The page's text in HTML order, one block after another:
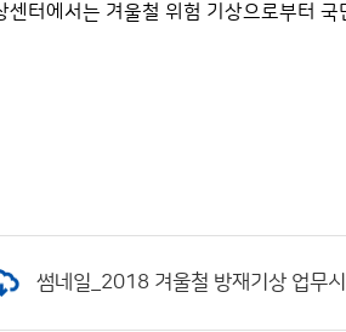
센터에서는 겨울철 위험 기상으로부터
썸네일_2018 겨울철 방재기상 업무